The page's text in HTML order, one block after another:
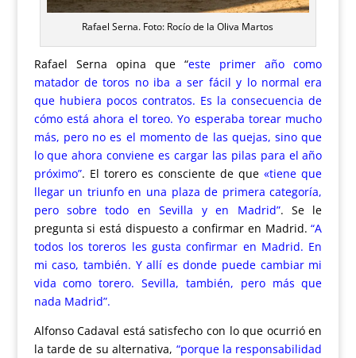
Rafael Serna. Foto: Rocío de la Oliva Martos
Rafael Serna opina que“este primer año como
matador de toros no iba a ser fácil y lo normal era
que hubiera pocos contratos. Es la consecuencia de
cómo está ahora el toreo. Yo esperaba torear mucho
más, pero no es el momento de las quejas, sino que
lo que ahora conviene es cargar las pilas para el año
próximo”. El torero es consciente de que «tiene que
llegar un triunfo en una plaza de primera categoría,
pero sobre todo en Sevilla y en Madrid”.Se le
pregunta si está dispuesto a confirmar en Madrid. “A
todos los toreros les gusta confirmar en Madrid. En
mi caso, también. Y allí es donde puede cambiar mi
vida como torero. Sevilla, también, pero más que
nada Madrid”.
Alfonso Cadaval está satisfecho con lo que ocurrió en
la tarde de su alternativa, “porque la responsabilidad